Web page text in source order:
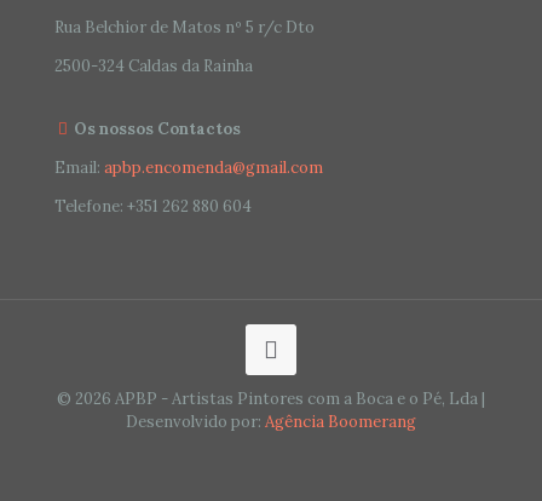
Rua Belchior de Matos nº 5 r/c Dto
2500-324 Caldas da Rainha
Os nossos Contactos
Email: apbp.encomenda@gmail.com
Telefone: +351 262 880 604
© 2026 APBP - Artistas Pintores com a Boca e o Pé, Lda |
Desenvolvido por: Agência Boomerang